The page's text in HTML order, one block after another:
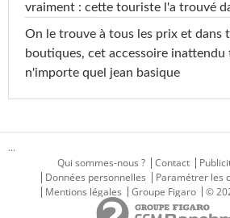
vraiment : cette touriste l'a trouvé
On le trouve à tous les prix et dans
boutiques, cet accessoire
n'importe quel jean basique
...
Qui sommes-nous ?
Contact
Données personnelles
Paramétrer les
Mentions légales
Groupe Figaro ©